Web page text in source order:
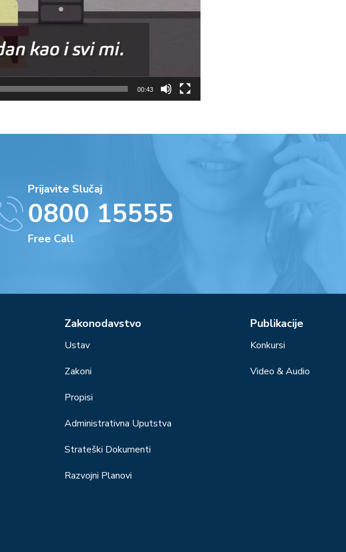
00:43
Prijavite Slučaj
0800 15555
Free Call
Zakonodavstvo
Ustav
Zakoni
Propisi
Administrativna Uputstva
Strateški Dokumenti
Razvojni Planovi
Publikacije
Konkursi
Video & Audio